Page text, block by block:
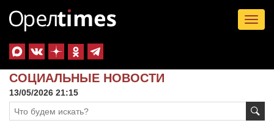
СОЦИАЛЬНЫЕ НОВОСТИ
13/05/2026 21:15